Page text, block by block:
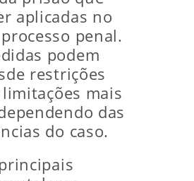
aplicadas no
penal.
podem
restrições
mais
das
do caso.